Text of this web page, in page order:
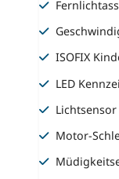
ISOFIX
LED
Lichtsensor
Motor-